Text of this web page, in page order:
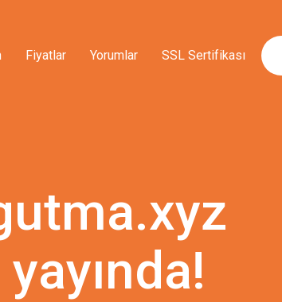
Fiyatlar Yorumlar SSL Sertifikası